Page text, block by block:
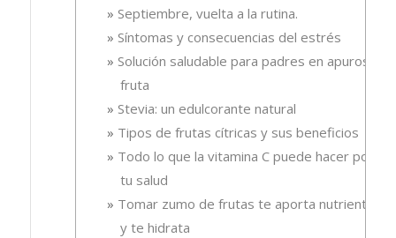
Septiembre, vuelta a la rutina.
Síntomas y consecuencias del estrés
Solución saludable para padres en apuros, la
fruta
Stevia: un edulcorante natural
Tipos de frutas cítricas y sus beneficios
Todo lo que la vitamina C puede hacer por
tu salud
Tomar zumo de frutas te aporta nutrientes
y te hidrata